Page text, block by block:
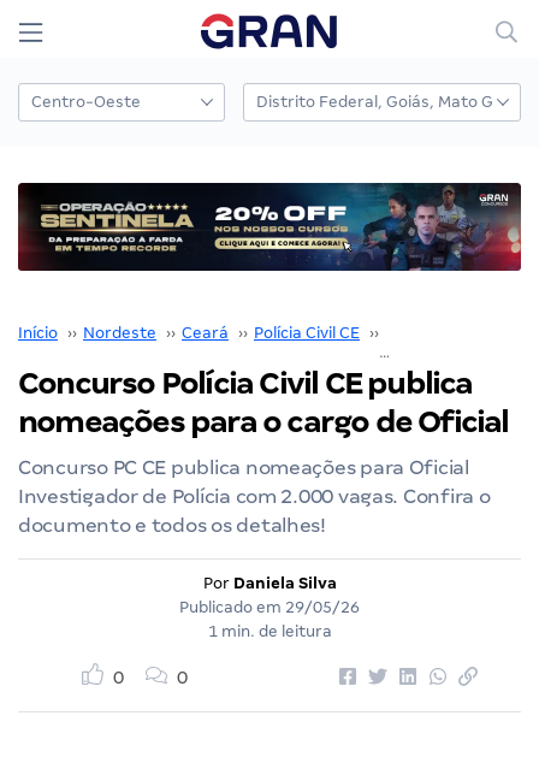
Início ›› Nordeste ›› Ceará ›› Polícia Civil CE ››
Concurso Polícia Civil CE publica
nomeações para o cargo de Oficial
Concurso PC CE publica nomeações para Oficial
Investigador de Polícia com 2.000 vagas. Confira o
documento e todos os detalhes!
Por Daniela Silva
Publicado em 29/05/26
1 min. de leitura
0 0